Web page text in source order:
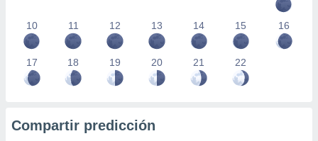
10 11 12 13 14 15 16
17 18 19 20 21 22
Compartir predicción